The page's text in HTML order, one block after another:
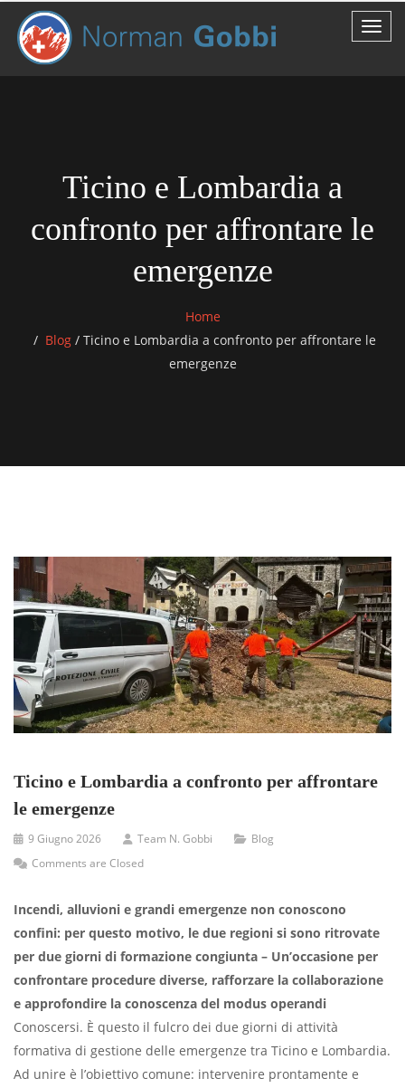
Ticino e Lombardia a
confronto per affrontare le
emergenze
Home
Blog / Ticino e Lombardia a confronto per affrontare le
emergenze
Ticino e Lombardia a confronto per affrontare
le emergenze
9 Giugno 2026 Team N. Gobbi
Blog
Comments are Closed
Incendi, alluvioni e grandi emergenze non conoscono
confini: per questo motivo, le due regioni si sono ritrovate
per due giorni di formazione congiunta – Un’occasione per
confrontare procedure diverse, rafforzare la collaborazione
e approfondire la conoscenza del modus operandi
Conoscersi. È questo il fulcro dei due giorni di attività
formativa di gestione delle emergenze tra Ticino e Lombardia.
Ad unire è l’obiettivo comune: intervenire prontamente e